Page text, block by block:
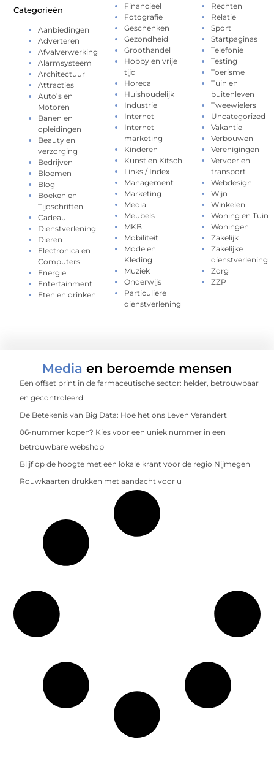
Categorieën
Aanbiedingen
Adverteren
Afvalverwerking
Alarmsysteem
Architectuur
Attracties
Auto’s en
Motoren
Banen en
opleidingen
Beauty en
verzorging
Bedrijven
Bloemen
Blog
Boeken en
Tijdschriften
Cadeau
Dienstverlening
Dieren
Electronica en
Computers
Energie
Entertainment
Eten en drinken
Financieel
Fotografie
Geschenken
Gezondheid
Groothandel
Hobby en vrije
tijd
Horeca
Huishoudelijk
Industrie
Internet
Internet
marketing
Kinderen
Kunst en Kitsch
Links / Index
Management
Marketing
Media
Meubels
MKB
Mobiliteit
Mode en
Kleding
Muziek
Onderwijs
Particuliere
dienstverlening
Rechten
Relatie
Sport
Startpaginas
Telefonie
Testing
Toerisme
Tuin en
buitenleven
Tweewielers
Uncategorized
Vakantie
Verbouwen
Verenigingen
Vervoer en
transport
Webdesign
Wijn
Winkelen
Woning en Tuin
Woningen
Zakelijk
Zakelijke
dienstverlening
Zorg
ZZP
Media en beroemde mensen
Een offset print in de farmaceutische sector: helder, betrouwbaar
en gecontroleerd
De Betekenis van Big Data: Hoe het ons Leven Verandert
06-nummer kopen? Kies voor een uniek nummer in een
betrouwbare webshop
Blijf op de hoogte met een lokale krant voor de regio Nijmegen
Rouwkaarten drukken met aandacht voor u